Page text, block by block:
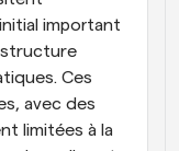
important
Ces
avec des
limitées à la